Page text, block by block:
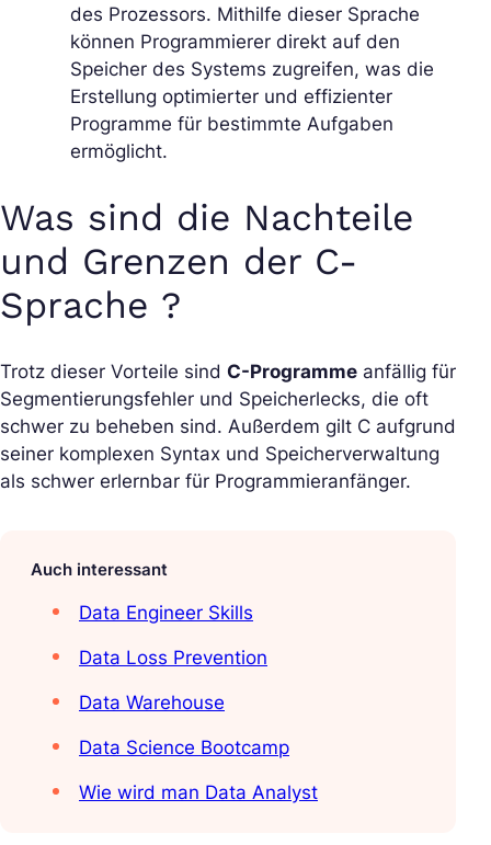
des Prozessors. Mithilfe dieser Sprache
können Programmierer direkt auf den
Speicher des Systems zugreifen, was die
Erstellung optimierter und effizienter
Programme für bestimmte Aufgaben
ermöglicht.
Was sind die Nachteile
und Grenzen der C-
Sprache ?
Trotz dieser Vorteile sind C-Programme anfällig für
Segmentierungsfehler und Speicherlecks, die oft
schwer zu beheben sind. Außerdem gilt C aufgrund
seiner komplexen Syntax und Speicherverwaltung
als schwer erlernbar für Programmieranfänger.
Auch interessant
Data Engineer Skills
Data Loss Prevention
Data Warehouse
Data Science Bootcamp
Wie wird man Data Analyst